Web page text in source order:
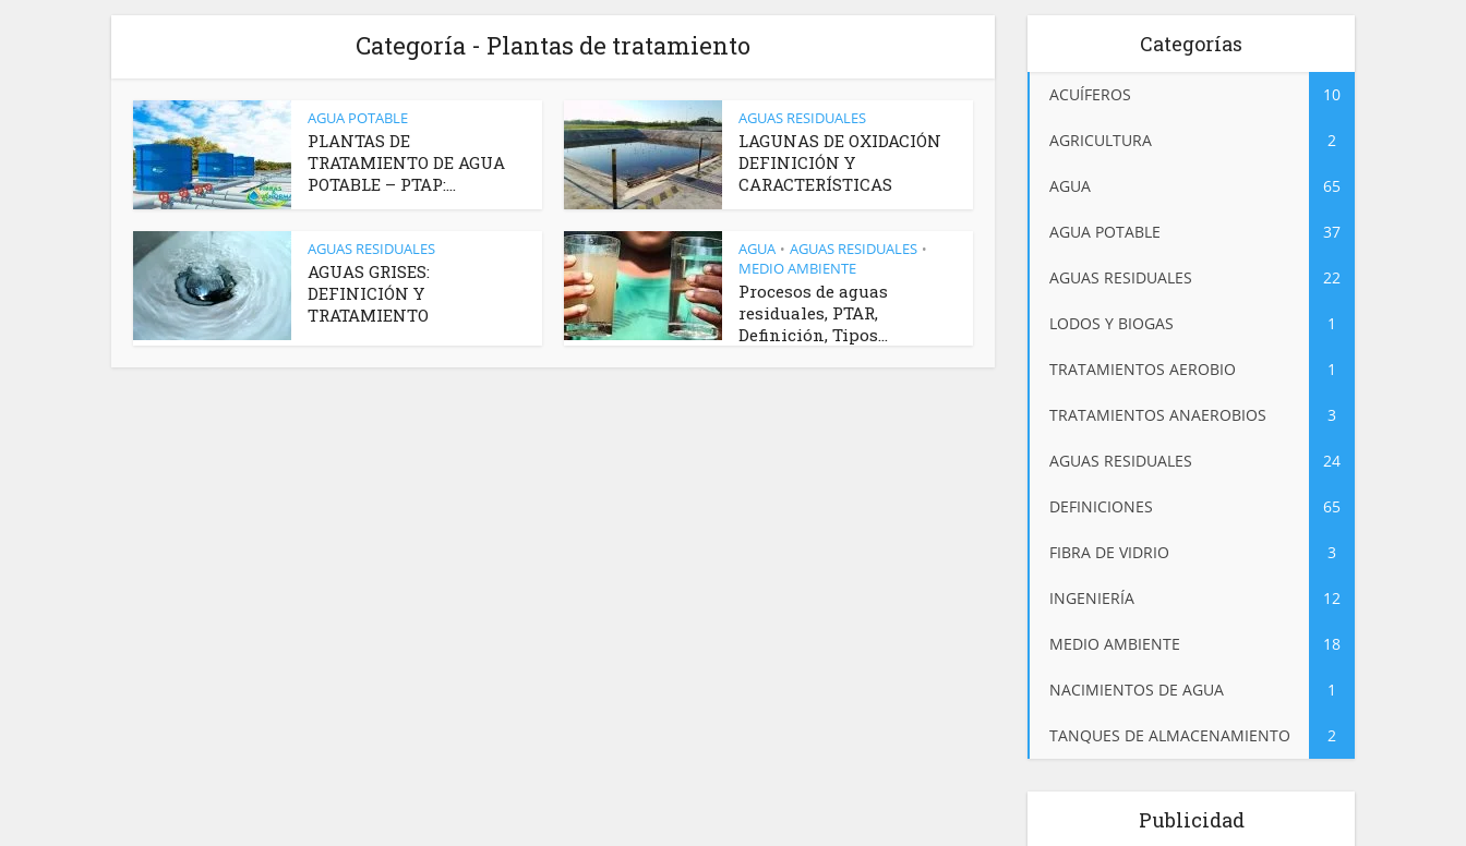
Categoría - Plantas de tratamiento
AGUA POTABLE
PLANTAS DE
TRATAMIENTO DE AGUA
POTABLE – PTAP:...
AGUAS RESIDUALES
LAGUNAS DE OXIDACIÓN
DEFINICIÓN Y
CARACTERÍSTICAS
AGUAS RESIDUALES
AGUAS GRISES:
DEFINICIÓN Y
TRATAMIENTO
AGUA • AGUAS RESIDUALES •
MEDIO AMBIENTE
Procesos de aguas
residuales, PTAR,
Definición, Tipos...
Categorías
ACUÍFEROS 10
AGRICULTURA 2
AGUA 65
AGUA POTABLE 37
AGUAS RESIDUALES 22
LODOS Y BIOGAS 1
TRATAMIENTOS AEROBIO 1
TRATAMIENTOS ANAEROBIOS 3
AGUAS RESIDUALES 24
DEFINICIONES 65
FIBRA DE VIDRIO 3
INGENIERÍA 12
MEDIO AMBIENTE 18
NACIMIENTOS DE AGUA 1
TANQUES DE ALMACENAMIENTO 2
Publicidad